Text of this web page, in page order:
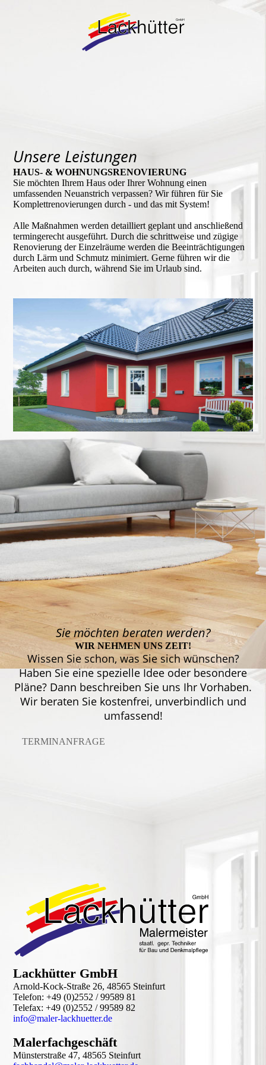
Unsere Leistungen
HAUS- & WOHNUNGSRENOVIERUNG
Sie möchten Ihrem Haus oder Ihrer Wohnung einen
umfassenden Neuanstrich verpassen? Wir führen für Sie
Komplettrenovierungen durch - und das mit System!
Alle Maßnahmen werden detailliert geplant und anschließend
termingerecht ausgeführt. Durch die schrittweise und zügige
Renovierung der Einzelräume werden die Beeinträchtigungen
durch Lärm und Schmutz minimiert. Gerne führen wir die
Arbeiten auch durch, während Sie im Urlaub sind.
Sie möchten beraten werden?
WIR NEHMEN UNS ZEIT!
Wissen Sie schon, was Sie sich wünschen?
Haben Sie eine spezielle Idee oder besondere
Pläne? Dann beschreiben Sie uns Ihr Vorhaben.
Wir beraten Sie kostenfrei, unverbindlich und
umfassend!
TERMINANFRAGE
Lackhütter GmbH
Arnold-Kock-Straße 26, 48565 Steinfurt
Telefon: +49 (0)2552 / 99589 81
Telefax: +49 (0)2552 / 99589 82
info@maler-lackhuetter.de
Malerfachgeschäft
Münsterstraße 47, 48565 Steinfurt